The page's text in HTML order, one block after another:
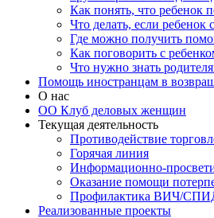
Как понять, что ребенок
Что делать, если ребенок
Где можно получить
Как поговорить с
Что нужно знать
Помощь иностранцам в
О нас
ОО Клуб деловых женщин
Текущая деятельность
Противодействие
Горячая линия
Информационно-
Оказание помощи
Профилактика ВИЧ/
Реализованные проекты